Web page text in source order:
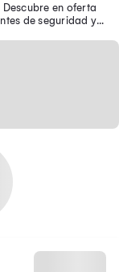
en oferta
de seguridad y